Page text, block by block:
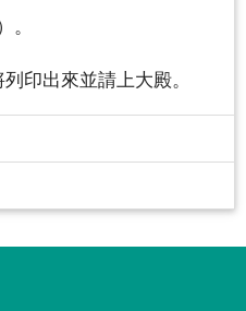
。
印出來並請上大殿。